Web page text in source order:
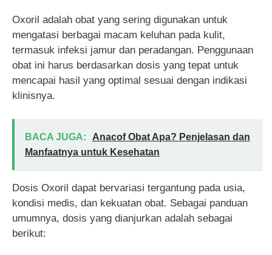
Oxoril adalah obat yang sering digunakan untuk
mengatasi berbagai macam keluhan pada kulit,
termasuk infeksi jamur dan peradangan. Penggunaan
obat ini harus berdasarkan dosis yang tepat untuk
mencapai hasil yang optimal sesuai dengan indikasi
klinisnya.
BACA JUGA:
Anacof Obat Apa? Penjelasan dan
Manfaatnya untuk Kesehatan
Dosis Oxoril dapat bervariasi tergantung pada usia,
kondisi medis, dan kekuatan obat. Sebagai panduan
umumnya, dosis yang dianjurkan adalah sebagai
berikut: